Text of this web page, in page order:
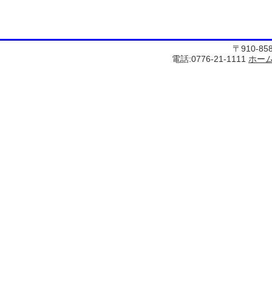
〒910-
電話:0776-21-1111 ホー